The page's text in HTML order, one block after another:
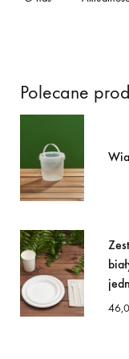
Polecane